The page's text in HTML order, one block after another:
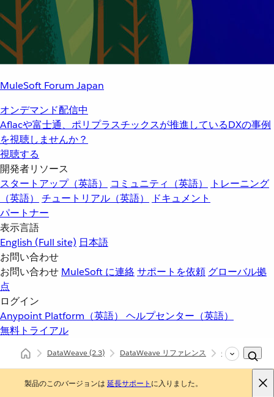
MuleSoft Forum Japan
オンデマンド配信中
Aflacや富士通、ポリプラスチックスが推進しているDXの事例
を視聴しませんか？
視聴する
開発者リソース
スタートアップ（英語）
コミュニティ（英語）
トレーニング
（英語）
チュートリアル（英語）
ドキュメント
パートナー
表示言語
English (Full site) 日本語
お問い合わせ
お問い合わせ MuleSoft に連絡サポートを依頼 グローバル拠
点
ログイン
Anypoint Platform（英語） ヘルプセンター（英語）
無料トライアル
DataWeave(2.3) DataWeave リファレンス Objects
製品のこのバージョンは 延長サポート に入りました。